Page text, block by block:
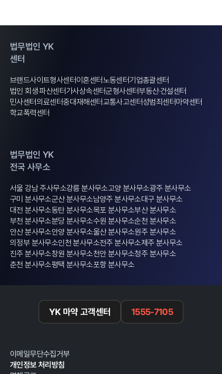
법무법인 YK
센터
브랜드사이트형사센터이혼센터노동센터기업총괄센터
법인 회생·파산센터가사상속센터군형사센터부동산·건설센터
민사센터의료센터중대재해센터교통사고센터성범죄센터마약센터
학교폭력센터
법무법인 YK
전국 사무소
서울 강남 주사무소강릉 분사무소고양 분사무소광주 분사무소
구미 분사무소군산 분사무소남양주 분사무소대구 분사무소
대전 분사무소동탄 분사무소목포 분사무소부산 분사무소
부천 분사무소분당 분사무소수원 분사무소순천 분사무소
안산 분사무소안양 분사무소울산 분사무소원주 분사무소
의정부 분사무소인천 분사무소전주 분사무소제주 분사무소
진주 분사무소창원 분사무소천안 분사무소청주 분사무소
춘천 분사무소평택 분사무소포항 분사무소
YK 마약 고객센터 1555-7105
이메일무단수집거부
개인정보 처리방침